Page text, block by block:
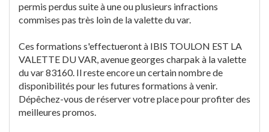
permis perdus suite à une ou plusieurs infractions
commises pas très loin de la valette du var.
Ces formations s'effectueront à IBIS TOULON EST LA
VALETTE DU VAR, avenue georges charpak à la valette
du var 83160. Il reste encore un certain nombre de
disponibilités pour les futures formations à venir.
Dépêchez-vous de réserver votre place pour profiter des
meilleures promos.